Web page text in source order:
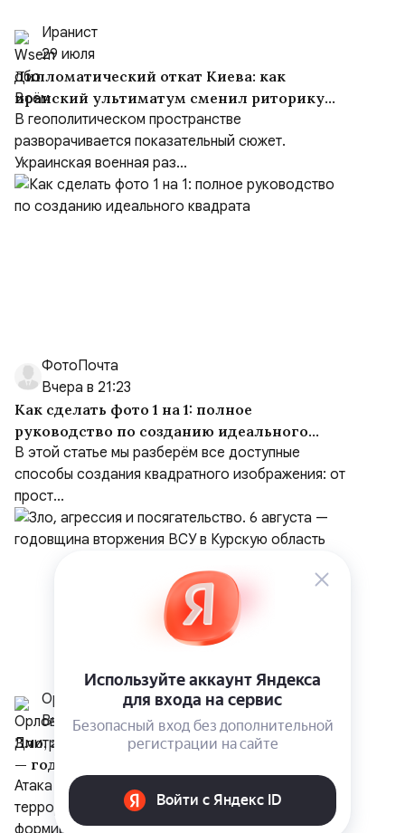
Иранист
29 июля
Дипломатический откат Киева: как
иранский ультиматум сменил риторику
Зеленского
В геополитическом пространстве
разворачивается показательный сюжет.
Украинская военная раз...
ФотоПочта
Вчера в 21:23
Как сделать фото 1 на 1: полное
руководство по созданию идеального
квадрата
В этой статье мы разберём все доступные
способы создания квадратного изображения: от
прост...
Орлов Дмитрий, к.ф.н.
Вчера в 9:13
Зло, агрессия и посягательство. 6 августа
— годовщина вторжения ВСУ в Курскую
область
Атака на Курскую область в 2024 году —
террористическое нападение вооруженных
формирований...